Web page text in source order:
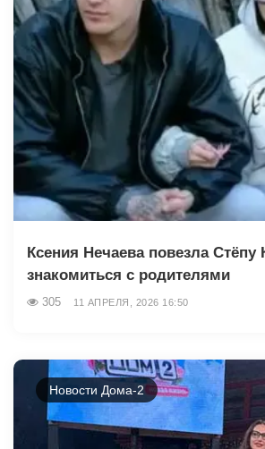
Ксения Нечаева повезла Стёпу
знакомиться с родителями
305 11 АПРЕЛЯ, 2026 16:50
Новости Дома-2